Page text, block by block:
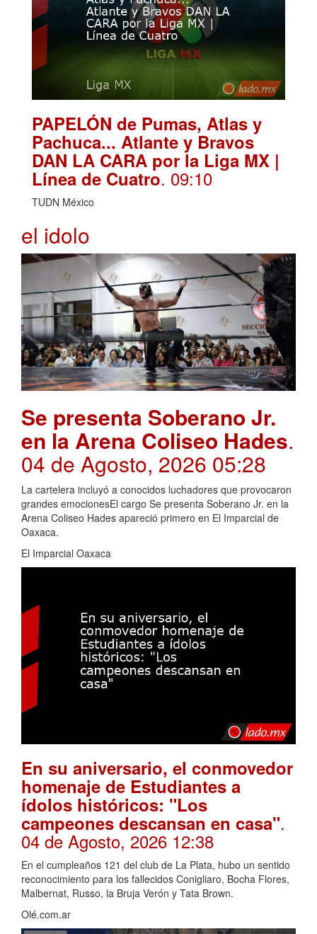
PAPELÓN de Pumas, Atlas y
Pachuca... Atlante y Bravos
DAN LA CARA por la Liga MX |
Línea de Cuatro. 09:10
TUDN México
el idolo
Se presenta Soberano Jr.
en la Arena Coliseo Hades.
04 de Agosto, 2026 05:28
La cartelera incluyó a conocidos luchadores que provocaron
grandes emocionesEl cargo Se presenta Soberano Jr. en la
Arena Coliseo Hades apareció primero en El Imparcial de
Oaxaca.
El Imparcial Oaxaca
En su aniversario, el conmovedor
homenaje de Estudiantes a
ídolos históricos: "Los
campeones descansan en casa".
04 de Agosto, 2026 12:38
En el cumpleaños 121 del club de La Plata, hubo un sentido
reconocimiento para los fallecidos Conigliaro, Bocha Flores,
Malbernat, Russo, la Bruja Verón y Tata Brown.
Olé.com.ar